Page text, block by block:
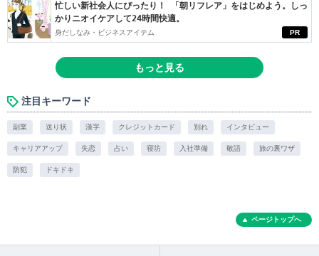
PR
忙しい新社会人にぴったり！ 「朝リフレア」をはじめよう。しっ
かりニオイケアして24時間快適。
身だしなみ・ビジネスアイテム
もっと見る
注目キーワード
副業 送り状 漢字 クレジットカード 別れ インタビュー
キャリアアップ 失恋 占い 寝坊 入社準備 敬語 旅の裏ワザ
防犯 ドキドキ
ページトップへ